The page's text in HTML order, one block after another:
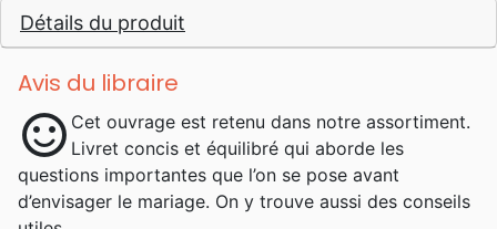
Détails du produit
Avis du libraire
sentiment_satisfied Cet ouvrage est retenu dans notre assortiment.
Livret concis et équilibré qui aborde les
questions importantes que l’on se pose avant
d’envisager le mariage. On y trouve aussi des conseils